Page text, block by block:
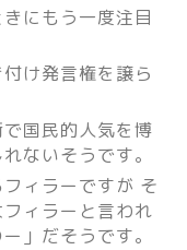
にもう一度注目
け発言権を譲ら
国民的人気を博
ないそうです。
ィラーですが そ
ィラーと言われ
」だそうです。